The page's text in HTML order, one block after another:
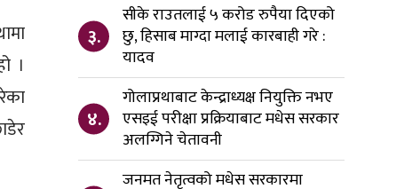
।
३.
सीके राउतलाई ५ करोड रुपैया दिएको
छु, हिसाब माग्दा मलाई कारबाही गरे :
यादव
४.
गोलाप्रथाबाट केन्द्राध्यक्ष नियुक्ति नभए
एसइई परीक्षा प्रक्रियाबाट मधेस सरकार
अलग्गिने चेतावनी
जनमत नेतृत्वको मधेस सरकारमा